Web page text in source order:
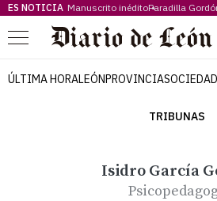
ES NOTICIA Manuscrito inéditoParadilla
Menú
ÚLTIMA HORALEÓNPROVINCIASOCIEDAD
TRIBUNAS
Isidro García